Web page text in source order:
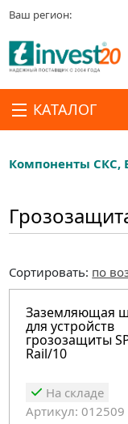
Ваш регион:
КАТАЛОГ
Компоненты СКС,
Сортировать: по
Заземляющая
для устройств
грозозащиты
Rail/10
На складе
Артикул: 012509